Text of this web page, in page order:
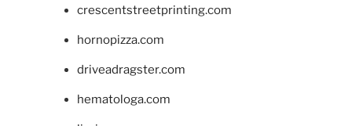
crescentstreetprinting.com
hornopizza.com
driveadragster.com
hematologa.com